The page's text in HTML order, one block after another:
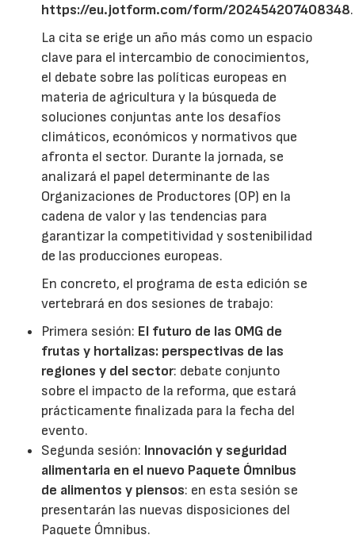
https://eu.jotform.com/form/202454207408348.
La cita se erige un año más como un espacio
clave para el intercambio de conocimientos,
el debate sobre las políticas europeas en
materia de agricultura y la búsqueda de
soluciones conjuntas ante los desafíos
climáticos, económicos y normativos que
afronta el sector. Durante la jornada, se
analizará el papel determinante de las
Organizaciones de Productores (OP) en la
cadena de valor y las tendencias para
garantizar la competitividad y sostenibilidad
de las producciones europeas.
En concreto, el programa de esta edición se
vertebrará en dos sesiones de trabajo:
Primera sesión: El futuro de las OMG de
frutas y hortalizas: perspectivas de las
regiones y del sector: debate conjunto
sobre el impacto de la reforma, que estará
prácticamente finalizada para la fecha del
evento.
Segunda sesión: Innovación y seguridad
alimentaria en el nuevo Paquete Ómnibus
de alimentos y piensos: en esta sesión se
presentarán las nuevas disposiciones del
Paquete Ómnibus.